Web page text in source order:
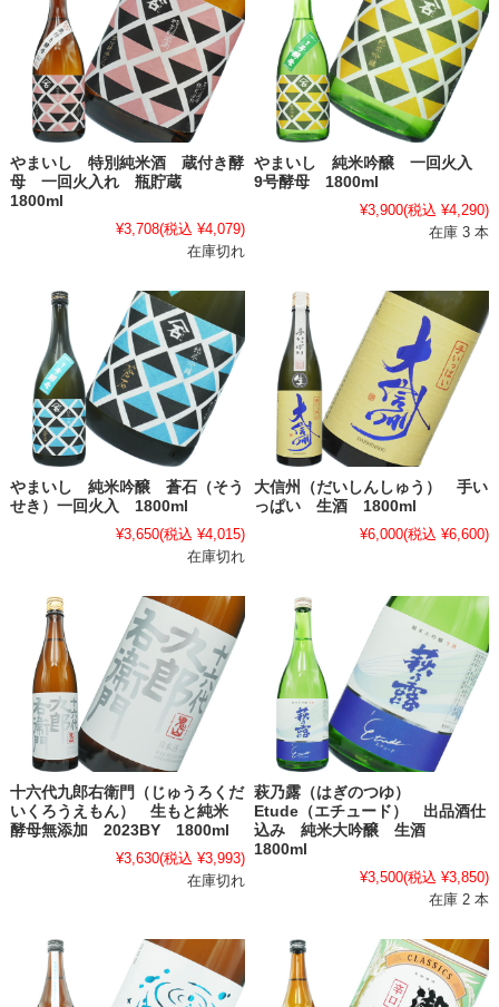
やまいし 特別純米酒 蔵付き酵
母 一回火入れ 瓶貯蔵
1800ml
¥3,708(税込 ¥4,079)
在庫切れ
やまいし 純米吟醸 一回火入
9号酵母 1800ml
¥3,900(税込 ¥4,290)
在庫 3 本
やまいし 純米吟醸 蒼石（そう
せき）一回火入 1800ml
¥3,650(税込 ¥4,015)
在庫切れ
大信州（だいしんしゅう） 手い
っぱい 生酒 1800ml
¥6,000(税込 ¥6,600)
十六代九郎右衛門（じゅうろくだ
いくろうえもん） 生もと純米
酵母無添加 2023BY 1800ml
¥3,630(税込 ¥3,993)
在庫切れ
萩乃露（はぎのつゆ）
Etude（エチュード） 出品酒仕
込み 純米大吟醸 生酒
1800ml
¥3,500(税込 ¥3,850)
在庫 2 本